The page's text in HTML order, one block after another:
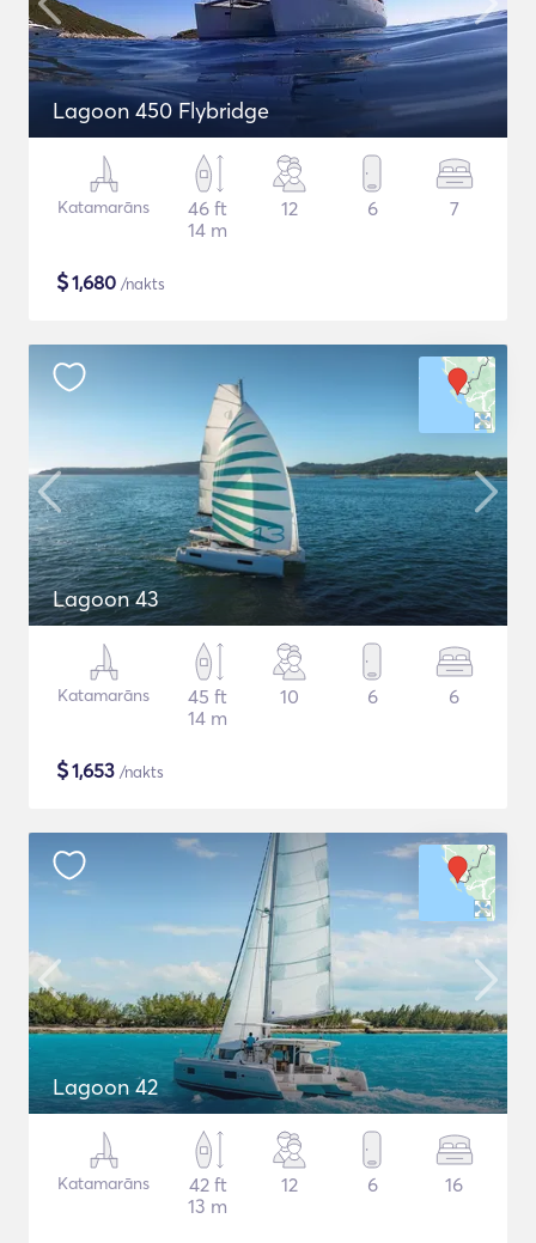
Lagoon 450 Flybridge
Katamarāns
46 ft
14 m
12 6 7
$1,680 /nakts
Lagoon 43
Katamarāns
45 ft
14 m
10 6 6
$1,653 /nakts
Lagoon 42
Katamarāns
42 ft
13 m
12 6 16